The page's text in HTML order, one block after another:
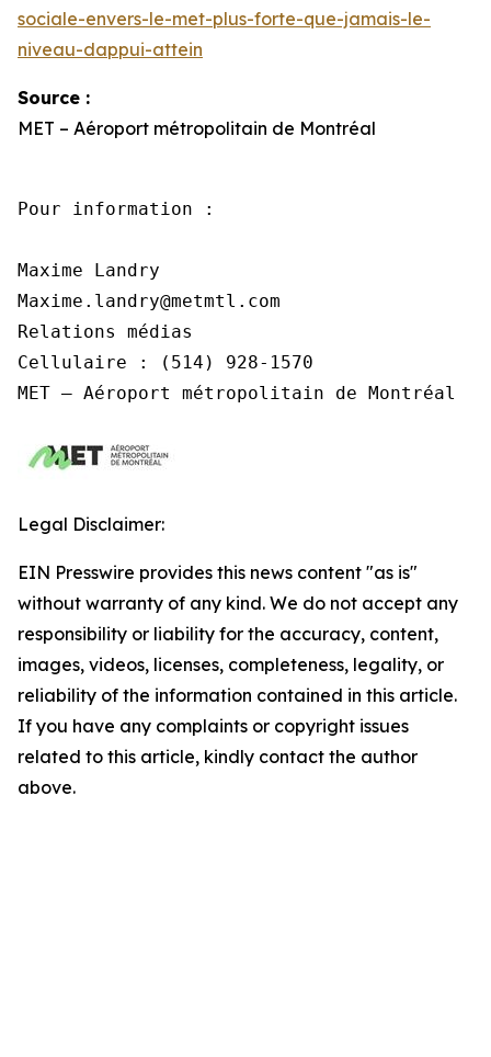
sociale-envers-le-met-plus-forte-que-jamais-le-
niveau-dappui-attein
Source :
MET – Aéroport métropolitain de Montréal
Pour information :
Maxime Landry
Maxime.landry@metmtl.com
Relations médias
Cellulaire : (514) 928-1570
MET – Aéroport métropolitain de Montréal
Legal Disclaimer:
EIN Presswire provides this news content "as is"
without warranty of any kind. We do not accept any
responsibility or liability for the accuracy, content,
images, videos, licenses, completeness, legality, or
reliability of the information contained in this article.
If you have any complaints or copyright issues
related to this article, kindly contact the author
above.